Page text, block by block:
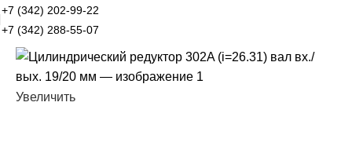
+7 (342) 202-99-22
+7 (342) 288-55-07
Увеличить